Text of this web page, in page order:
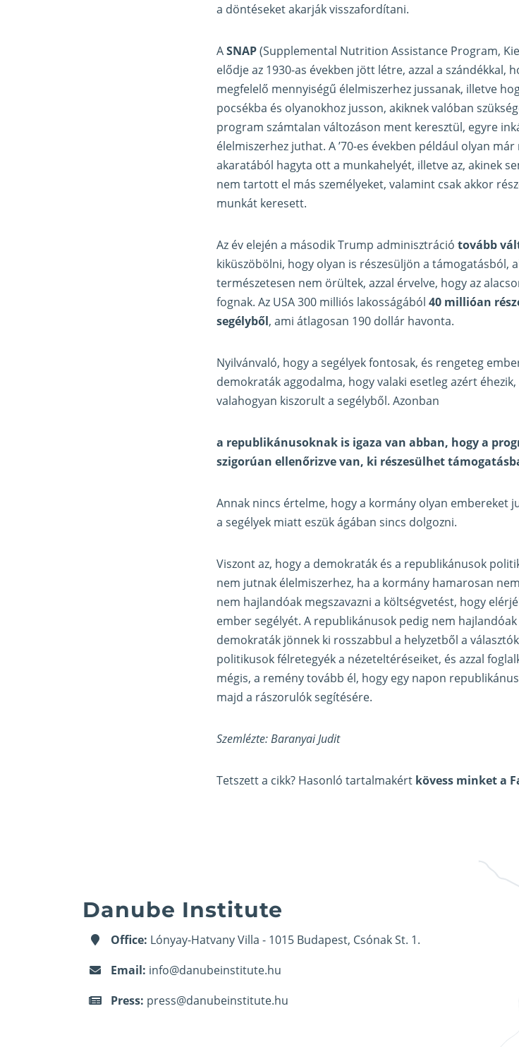
a döntéseket akarják visszafordítani.
ASNAP(Supplemental Nutrition Assistance Program,
elődje az 1930-as években jött létre, azzal a szándékkal,
megfelelő mennyiségű élelmiszerhez jussanak, illetve
pocsékba és olyanokhoz jusson, akiknek valóban
program számtalan változáson ment keresztül, egyre
élelmiszerhez juthat. A ’70-es években például olyan
akaratából hagyta ott a munkahelyét, illetve az, akinek
nem tartott el más személyeket, valamint csak akkor
munkát keresett.
Az év elején a második Trump adminisztráció tovább
kiküszöbölni, hogy olyan is részesüljön a támogatásból,
természetesen nem örültek, azzal érvelve, hogy az
fognak. Az USA 300 milliós lakosságából 40 millióan
segélyből, ami átlagosan 190 dollár havonta.
Nyilvánvaló, hogy a segélyek fontosak, és rengeteg
demokraták aggodalma, hogy valaki esetleg azért
valahogyan kiszorult a segélyből. Azonban
a republikánusoknak is igaza van abban, hogy a
szigorúan ellenőrizve van, ki részesülhet
Annak nincs értelme, hogy a kormány olyan embereket
a segélyek miatt eszük ágában sincs dolgozni.
Viszont az, hogy a demokraták és a republikánusok
nem jutnak élelmiszerhez, ha a kormány hamarosan
nem hajlandóak megszavazni a költségvetést, hogy
ember segélyét. A republikánusok pedig nem
demokraták jönnek ki rosszabbul a helyzetből a
politikusok félretegyék a nézeteltéréseiket, és azzal
mégis, a remény tovább él, hogy egy napon
majd a rászorulók segítésére.
Szemlézte: Baranyai Judit
Tetszett a cikk? Hasonló tartalmakért kövess minket a
Danube Institute
Office: Lónyay-Hatvany Villa - 1015 Budapest, Csónak St. 1.
Email: info@danubeinstitute.hu
Press: press@danubeinstitute.hu